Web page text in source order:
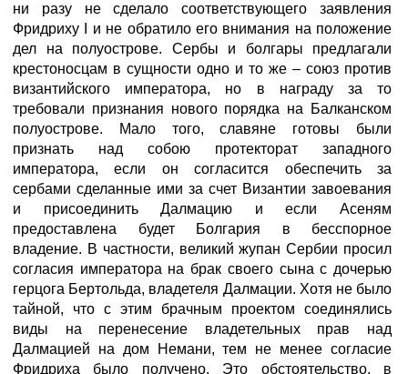
ни разу не сделало соответствующего заявления
Фридриху I и не обратило его внимания на положение
дел на полуострове. Сербы и болгары предлагали
крестоносцам в сущности одно и то же – союз против
византийского императора, но в награду за то
требовали признания нового порядка на Балканском
полуострове. Мало того, славяне готовы были
признать над собою протекторат западного
императора, если он согласится обеспечить за
сербами сделанные ими за счет Византии завоевания
и присоединить Далмацию и если Асеням
предоставлена будет Болгария в бесспорное
владение. В частности, великий жупан Сербии просил
согласия императора на брак своего сына с дочерью
герцога Бертольда, владетеля Далмации. Хотя не было
тайной, что с этим брачным проектом соединялись
виды на перенесение владетельных прав над
Далмацией на дом Немани, тем не менее согласие
Фридриха было получено. Это обстоятельство, в